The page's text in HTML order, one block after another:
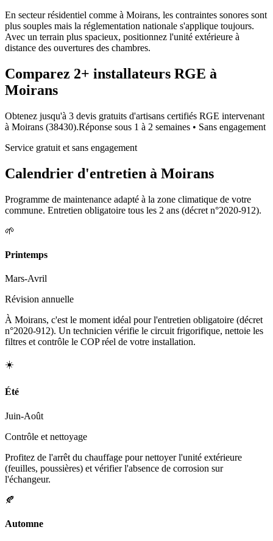
En secteur résidentiel comme à Moirans, les contraintes sonores sont
plus souples mais la réglementation nationale s'applique toujours.
Avec un terrain plus spacieux, positionnez l'unité extérieure à
distance des ouvertures des chambres.
Comparez 2+ installateurs RGE à
Moirans
Obtenez jusqu'à 3 devis gratuits d'artisans certifiés RGE intervenant
à Moirans (38430).Réponse sous 1 à 2 semaines • Sans engagement
Service gratuit et sans engagement
Calendrier d'entretien à Moirans
Programme de maintenance adapté à la zone climatique de votre
commune. Entretien obligatoire tous les 2 ans (décret n°2020-912).
🌱
Printemps
Mars-Avril
Révision annuelle
À Moirans, c'est le moment idéal pour l'entretien obligatoire (décret
n°2020-912). Un technicien vérifie le circuit frigorifique, nettoie les
filtres et contrôle le COP réel de votre installation.
☀️
Été
Juin-Août
Contrôle et nettoyage
Profitez de l'arrêt du chauffage pour nettoyer l'unité extérieure
(feuilles, poussières) et vérifier l'absence de corrosion sur
l'échangeur.
🍂
Automne